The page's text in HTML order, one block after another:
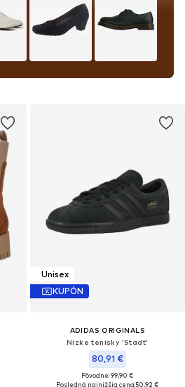
Unisex
KUPÓN
ADIDAS ORIGINALS
Nízke tenisky 'Stadt'
80,91 €
Pôvodne: 99,90 €
Posledná najnižšia cena:50,92 €